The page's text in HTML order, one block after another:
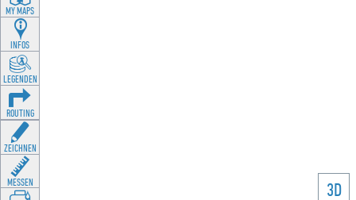
3D
MY MAPS
INFOS
LEGENDEN
ROUTING
ZEICHNEN
MESSEN